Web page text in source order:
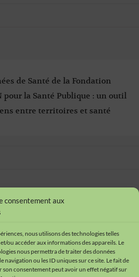
consentement aux
nous utilisons des technologies telles
ou accéder aux informations des appareils. Le
nous permettra de traiter des données
navigation ou les ID uniques sur ce site. Le fait de
son consentement peut avoir un effet négatif sur
de Santé de la Fondation
pour la Santé Publique : un outil
entre territoires et santé